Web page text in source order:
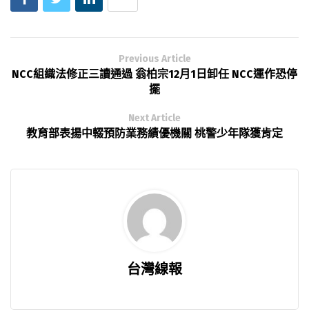
Previous Article
NCC組織法修正三讀通過 翁柏宗12月1日卸任 NCC運作恐停
擺
Next Article
教育部表揚中輟預防業務績優機關 桃警少年隊獲肯定
台灣線報